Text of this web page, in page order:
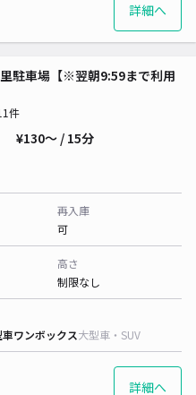
詳細へ
駐車場【※翌朝9:59まで利用
件
¥130〜 / 15分
再入庫
可
高さ
制限なし
ワンボックス大型車・SUV
詳細へ